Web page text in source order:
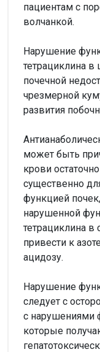
пациентам с
волчанкой.
Нарушение
тетрациклина в
почечной
чрезмерной
развития
может быть
крови
существенно
функцией
нарушенной
тетрациклина в
привести к
ацидозу.
Нарушение
следует с
с нарушениями
которые